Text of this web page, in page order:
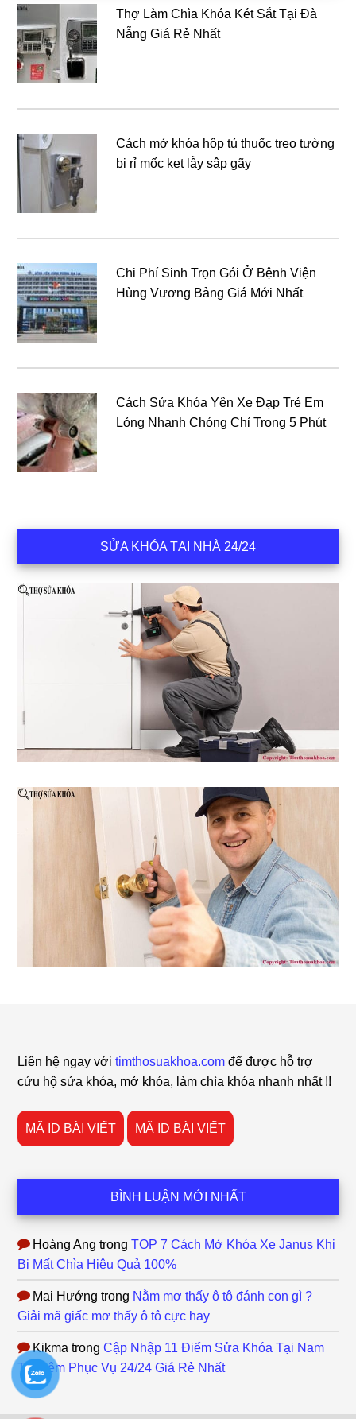
Thợ Làm Chìa Khóa Két Sắt Tại Đà
Nẵng Giá Rẻ Nhất
Cách mở khóa hộp tủ thuốc treo tường
bị rỉ mốc kẹt lẫy sập gãy
Chi Phí Sinh Trọn Gói Ở Bệnh Viện
Hùng Vương Bảng Giá Mới Nhất
Cách Sửa Khóa Yên Xe Đạp Trẻ Em
Lỏng Nhanh Chóng Chỉ Trong 5 Phút
SỬA KHÓA TẠI NHÀ 24/24
Liên hệ ngay vớitimthosuakhoa.com để được hỗ trợ
cứu hộ sửa khóa, mở khóa, làm chìa khóa nhanh nhất !!
MÃ ID BÀI VIẾT MÃ ID BÀI VIẾT
BÌNH LUẬN MỚI NHẤT
Hoàng Ang trongTOP 7 Cách Mở Khóa Xe Janus Khi
Bị Mất Chìa Hiệu Quả 100%
Mai Hướng trong Nằm mơ thấy ô tô đánh con gì ?
Giải mã giấc mơ thấy ô tô cực hay
Kikma trongCập Nhập 11 Điểm Sửa Khóa Tại Nam
Từ Liêm Phục Vụ 24/24 Giá Rẻ Nhất